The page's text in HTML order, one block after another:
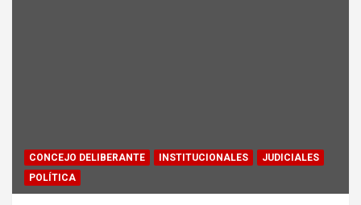
CONCEJO DELIBERANTE INSTITUCIONALES
JUDICIALES
POLÍTICA